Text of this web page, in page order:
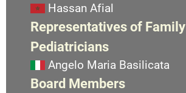
Hassan Afial
Representatives of Family
Pediatricians
Angelo Maria Basilicata
Board Members